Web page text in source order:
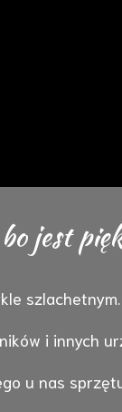
jest
szlachetnym.
i innych
u nas